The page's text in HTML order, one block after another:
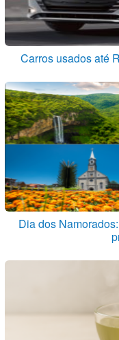
Carros usados até
Dia dos